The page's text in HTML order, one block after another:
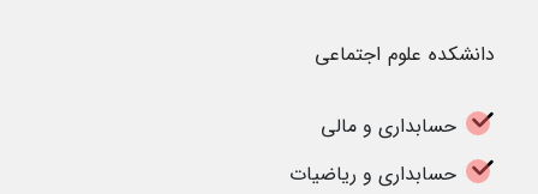
دانشکده علوم اجتماعی
حسابداری و مالی
حسابداری و ریاضیات